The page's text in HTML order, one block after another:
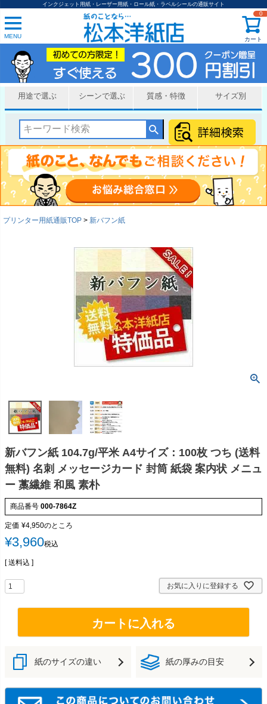
インクジェット用紙・レーザー用紙・ロール紙・ラベルシールの通販サイト
MENU カート
0
用途で選ぶ シーンで選ぶ 質感・特徴 サイズ別
プリンター用紙通販TOP 新バフン紙
新バフン紙 104.7g/平米 A4サイズ：100枚 つち (送料
無料) 名刺 メッセージカード 封筒 紙袋 案内状 メニュ
ー 藁繊維 和風 素朴
商品番号 000-7864Z
定価 ¥4,950のところ
¥3,960税込
送料込
お気に入りに登録する
カートに入れる
紙のサイズの違い 紙の厚みの目安